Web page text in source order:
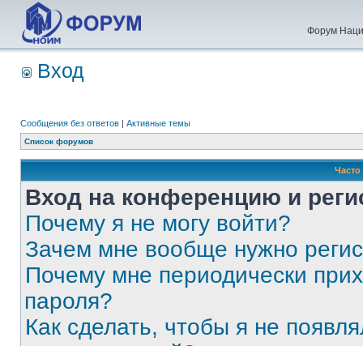
Форум
Вход
Сообщения без ответов | Активные темы
Список форумов
Вход на конференцию и
Почему я не могу войти?
Зачем мне вообще нужно
Почему мне периодически
пароля?
Как сделать, чтобы я не